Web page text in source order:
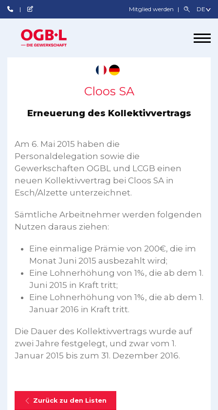
Mitglied werden
Cloos SA
Erneuerung des Kollektivvertrags
Am 6. Mai 2015 haben die
Personaldelegation sowie die
Gewerkschaften OGBL und LCGB einen
neuen Kollektivvertrag bei Cloos SA in
Esch/Alzette unterzeichnet.
Sämtliche Arbeitnehmer werden folgenden
Nutzen daraus ziehen:
Eine einmalige Prämie von 200€, die im
Monat Juni 2015 ausbezahlt wird;
Eine Lohnerhöhung von 1%, die ab dem 1.
Juni 2015 in Kraft tritt;
Eine Lohnerhöhung von 1%, die ab dem 1.
Januar 2016 in Kraft tritt.
Die Dauer des Kollektivvertrags wurde auf
zwei Jahre festgelegt, und zwar vom 1.
Januar 2015 bis zum 31. Dezember 2016.
Zurück zu den Listen